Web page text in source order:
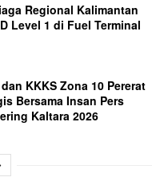
Regional Kalimantan
Level 1 di Fuel Terminal
KKKS Zona 10 Pererat
Bersama Insan Pers
Kaltara 2026